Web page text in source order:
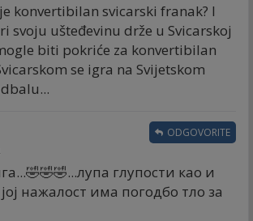
konvertibilan svicarski franak? I
svoju ušteđevinu drže u Svicarskoj
biti pokriće za konvertibilan
se igra na Svijetskom
глупости као и
нажалост има погодбо тло за
ODGOVORITE